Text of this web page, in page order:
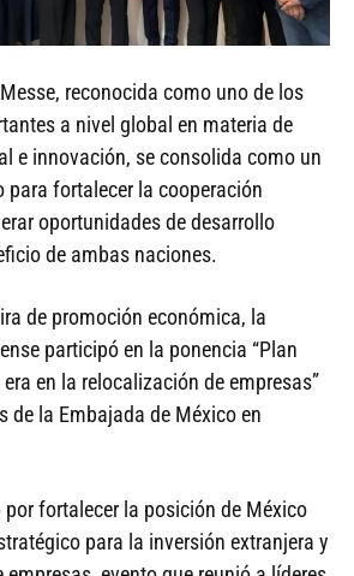
reconocida como uno de los
a nivel global en materia de
e innovación, se consolida como un
para fortalecer la cooperación
oportunidades de desarrollo
de ambas naciones.
de promoción económica, la
participó en la ponencia “Plan
en la relocalización de empresas”
de la Embajada de México en
por fortalecer la posición de México
para la inversión extranjera y